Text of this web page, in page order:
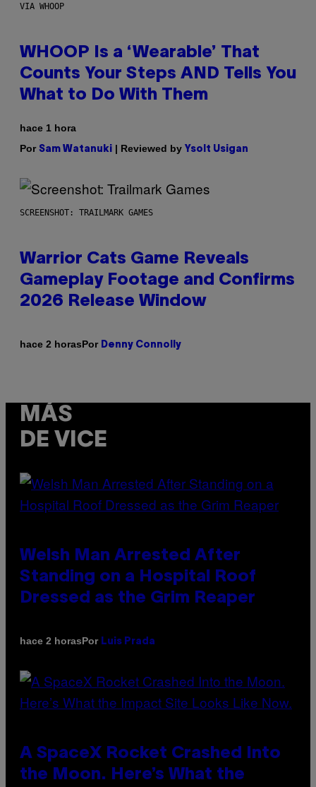
VIA WHOOP
WHOOP Is a ‘Wearable’ That
Counts Your Steps AND Tells You
What to Do With Them
hace 1 hora
Por Sam Watanuki | Reviewed by Ysolt Usigan
SCREENSHOT: TRAILMARK GAMES
Warrior Cats Game Reveals
Gameplay Footage and Confirms
2026 Release Window
hace 2 horasPor Denny Connolly
MÁS
DE VICE
Welsh Man Arrested After
Standing on a Hospital Roof
Dressed as the Grim Reaper
hace 2 horasPor Luis Prada
A SpaceX Rocket Crashed Into
the Moon. Here’s What the